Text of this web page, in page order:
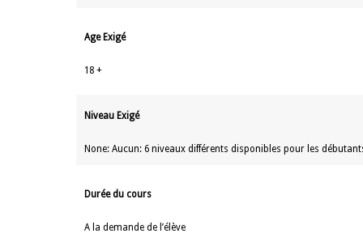
Age Exigé
18 +
Niveau Exigé
None: Aucun: 6 niveaux différents disponibles pour les
Durée du cours
A la demande de l’élève